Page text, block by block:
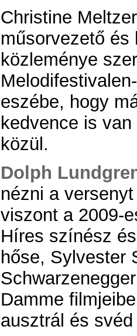
Christine
műsorvezető és
közleménye
eszébe, hogy
kedvence is
közül.
Dolph
nézni a
viszont a 2009-
Híres színész
hőse, Sylvester
Damme
ausztrál és